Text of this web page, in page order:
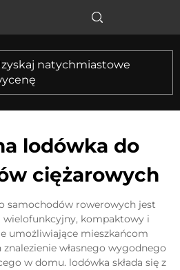
natychmiastowe
lodówka do
ciężarowych
samochodów rowerowych jest
wielofunkcyjny, kompaktowy i
umożliwiające mieszkańcom
własnego wygodnego
w domu. lodówka składa się z